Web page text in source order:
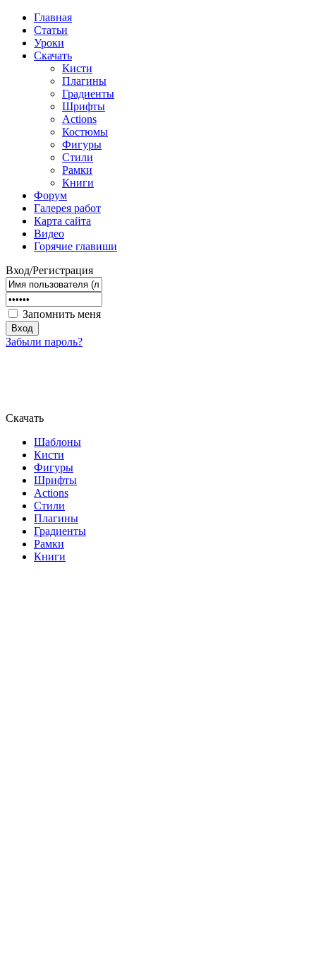
Главная
Статьи
Уроки
Скачать
Кисти
Плагины
Градиенты
Шрифты
Actions
Костюмы
Фигуры
Стили
Рамки
Книги
Форум
Галерея работ
Карта сайта
Видео
Горячие главиши
Вход/Регистрация
Запомнить меня
Забыли пароль?
Скачать
Шаблоны
Кисти
Фигуры
Шрифты
Actions
Стили
Плагины
Градиенты
Рамки
Книги